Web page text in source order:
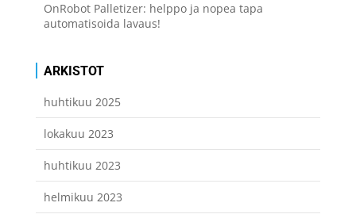
OnRobot Palletizer: helppo ja nopea tapa
automatisoida lavaus!
ARKISTOT
huhtikuu 2025
lokakuu 2023
huhtikuu 2023
helmikuu 2023